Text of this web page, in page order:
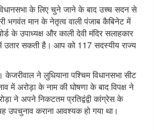
के लिए चुने जाने के बाद उच्च सदन से
भगवंत मान के नेतृत्व वाली पंजाब कैबिनेट में
के उपाध्यक्ष और काली देवी मंदिर सलाहकार
सकती है। आप को 117 सदस्यीय राज्य
ने लुधियाना पश्चिम विधानसभा सीट
में अरोड़ा के नाम की घोषणा के बाद विपक्ष ने
ने अपने निकटतम प्रतिद्वंद्वी कांग्रेस के
उपचुनाव कराना आवश्यक हो गया था।